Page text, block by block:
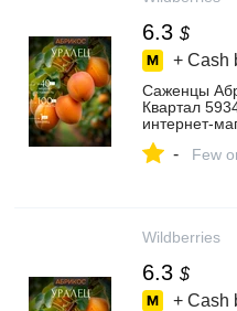
6.3 $
+ Cash
Саженцы
Квартал
- Few
Wildberries
6.3 $
+ Cash